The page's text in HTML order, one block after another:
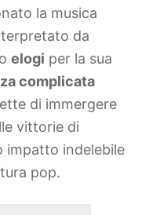
la musica
da
elogi per la sua
complicata
di immergere
vittorie di
impatto indelebile
pop.